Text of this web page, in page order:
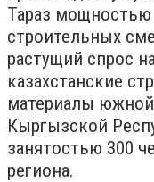
Тараз мощностью
строительных
растущий спрос
казахстанские
материалы
Кыргызской
занятостью 300
региона.